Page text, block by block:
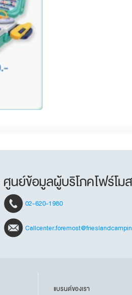
ศูนย์ข้อมูลผู้บริโภคโฟร์โม
02-620-1980
แบรนด์ของเรา